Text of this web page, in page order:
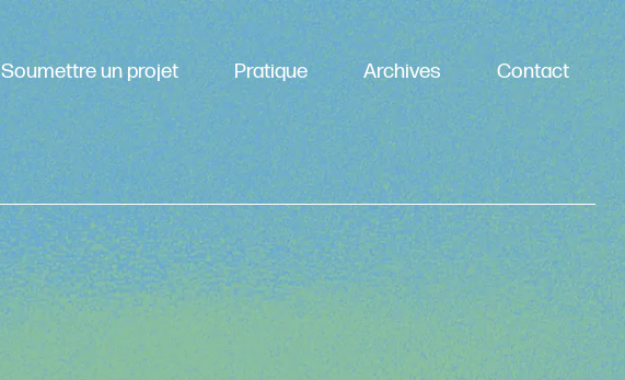
Soumettre un projet Pratique Archives Contact